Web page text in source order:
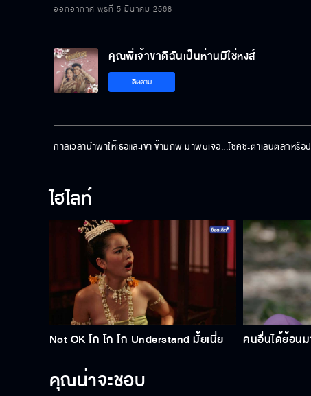
ออกอากาศ พุธที่ 5 มีนาคม 2568
คุณพี่เจ้าขาดิฉันเป็นห่านมิใช่หงส์
ติดตาม
กาลเวลานำพาให้เธอและเขา ข้ามภพ มาพบเจอ...โชคชะตาเล่นตลกหรือ
ไฮไลท์
Not OK โก โก โก Understand มั้ยเนี่ย คนอื่นได้ย้อน
คุณน่าจะชอบ